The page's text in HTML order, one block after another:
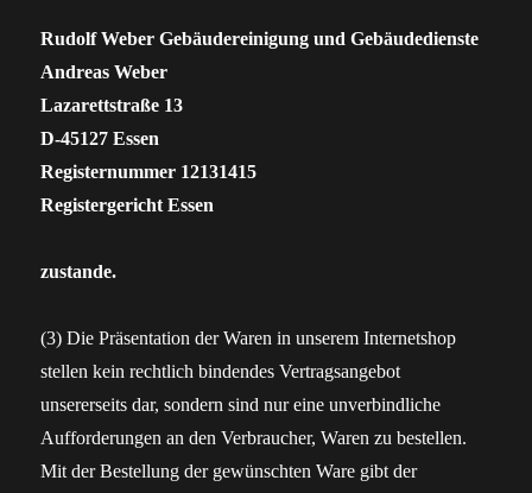
Rudolf Weber Gebäudereinigung und Gebäudedienste
Andreas Weber
Lazarettstraße 13
D-45127 Essen
Registernummer 12131415
Registergericht Essen
zustande.
(3) Die Präsentation der Waren in unserem Internetshop
stellen kein rechtlich bindendes Vertragsangebot
unsererseits dar, sondern sind nur eine unverbindliche
Aufforderungen an den Verbraucher, Waren zu bestellen.
Mit der Bestellung der gewünschten Ware gibt der